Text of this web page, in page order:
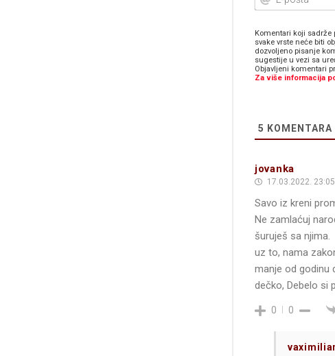
Komentari koji sadrže
svake vrste neće biti
dozvoljeno pisanje
sugestije u vezi sa
Objavljeni komentari
Za više informacija
5 KOMENTARA
jovanka
17.03.2022. 23:05
Savo iz kreni
Ne zamlaćuj
šuruješ sa njima.
uz to, nama
manje od godinu
dečko, Debelo si
0 0